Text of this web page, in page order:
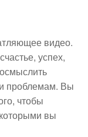
видео.
успех,
и проблемам. Вы
чтобы
вы